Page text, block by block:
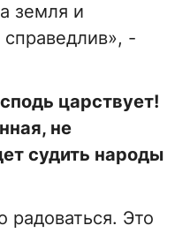
земля и
-
царствует!
не
судить народы
радоваться. Это